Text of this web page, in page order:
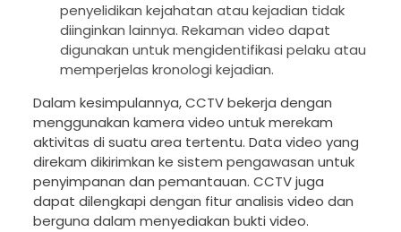
penyelidikan kejahatan atau kejadian tidak
diinginkan lainnya. Rekaman video dapat
digunakan untuk mengidentifikasi pelaku atau
memperjelas kronologi kejadian.
Dalam kesimpulannya, CCTV bekerja dengan
menggunakan kamera video untuk merekam
aktivitas di suatu area tertentu. Data video yang
direkam dikirimkan ke sistem pengawasan untuk
penyimpanan dan pemantauan. CCTV juga
dapat dilengkapi dengan fitur analisis video dan
berguna dalam menyediakan bukti video.